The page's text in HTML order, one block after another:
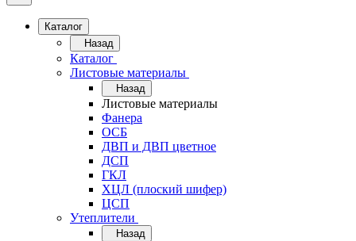
Каталог
Назад
Каталог
Листовые материалы
Назад
Листовые материалы
Фанера
ОСБ
ДВП и ДВП цветное
ДСП
ГКЛ
ХЦЛ (плоский шифер)
ЦСП
Утеплители
Назад